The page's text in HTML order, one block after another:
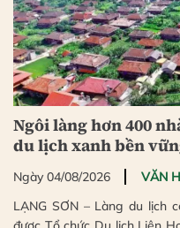
Ngôi làng hơn 400
du lịch xanh bền
Ngày 04/08/2026 VĂN
LẠNG SƠN – Làng du lịch